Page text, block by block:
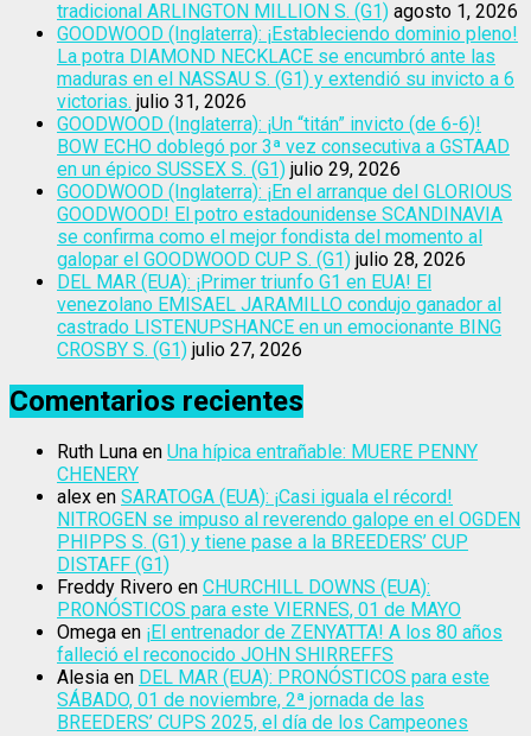
tradicional ARLINGTON MILLION S. (G1) agosto 1, 2026
GOODWOOD (Inglaterra): ¡Estableciendo dominio pleno!
La potra DIAMOND NECKLACE se encumbró ante las
maduras en el NASSAU S. (G1) y extendió su invicto a 6
victorias. julio 31, 2026
GOODWOOD (Inglaterra): ¡Un “titán” invicto (de 6-6)!
BOW ECHO doblegó por 3ª vez consecutiva a GSTAAD
en un épico SUSSEX S. (G1) julio 29, 2026
GOODWOOD (Inglaterra): ¡En el arranque del GLORIOUS
GOODWOOD! El potro estadounidense SCANDINAVIA
se confirma como el mejor fondista del momento al
galopar el GOODWOOD CUP S. (G1) julio 28, 2026
DEL MAR (EUA): ¡Primer triunfo G1 en EUA! El
venezolano EMISAEL JARAMILLO condujo ganador al
castrado LISTENUPSHANCE en un emocionante BING
CROSBY S. (G1) julio 27, 2026
Comentarios recientes
Ruth Luna en Una hípica entrañable: MUERE PENNY
CHENERY
alex en SARATOGA (EUA): ¡Casi iguala el récord!
NITROGEN se impuso al reverendo galope en el OGDEN
PHIPPS S. (G1) y tiene pase a la BREEDERS’ CUP
DISTAFF (G1)
Freddy Rivero en CHURCHILL DOWNS (EUA):
PRONÓSTICOS para este VIERNES, 01 de MAYO
Omega en ¡El entrenador de ZENYATTA! A los 80 años
falleció el reconocido JOHN SHIRREFFS
Alesia en DEL MAR (EUA): PRONÓSTICOS para este
SÁBADO, 01 de noviembre, 2ª jornada de las
BREEDERS’ CUPS 2025, el día de los Campeones